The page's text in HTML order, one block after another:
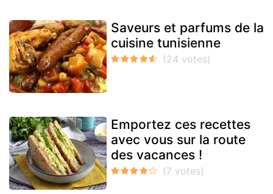
Saveurs et parfums de la
cuisine tunisienne
Emportez ces recettes
avec vous sur la route
des vacances !